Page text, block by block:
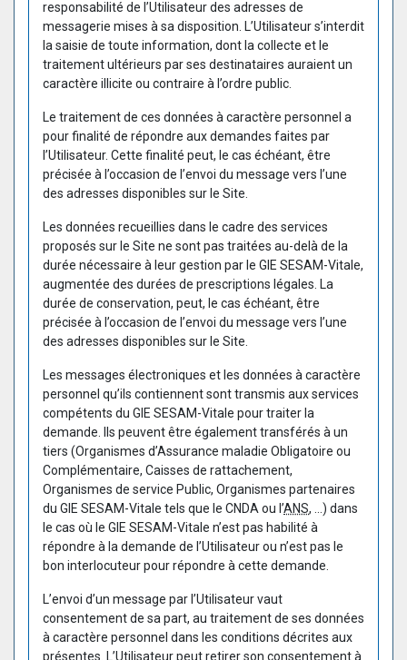
responsabilité de l’Utilisateur des adresses de
messagerie mises à sa disposition. L’Utilisateur s’interdit
la saisie de toute information, dont la collecte et le
traitement ultérieurs par ses destinataires auraient un
caractère illicite ou contraire à l’ordre public.
Le traitement de ces données à caractère personnel a
pour finalité de répondre aux demandes faites par
l’Utilisateur. Cette finalité peut, le cas échéant, être
précisée à l’occasion de l’envoi du message vers l’une
des adresses disponibles sur le Site.
Les données recueillies dans le cadre des services
proposés sur le Site ne sont pas traitées au-delà de la
durée nécessaire à leur gestion par le GIE SESAM-Vitale,
augmentée des durées de prescriptions légales. La
durée de conservation, peut, le cas échéant, être
précisée à l’occasion de l’envoi du message vers l’une
des adresses disponibles sur le Site.
Les messages électroniques et les données à caractère
personnel qu’ils contiennent sont transmis aux services
compétents du GIE SESAM-Vitale pour traiter la
demande. Ils peuvent être également transférés à un
tiers (Organismes d’Assurance maladie Obligatoire ou
Complémentaire, Caisses de rattachement,
Organismes de service Public, Organismes partenaires
du GIE SESAM-Vitale tels que le CNDA ou l’ANS, …) dans
le cas où le GIE SESAM-Vitale n’est pas habilité à
répondre à la demande de l’Utilisateur ou n’est pas le
bon interlocuteur pour répondre à cette demande.
L’envoi d’un message par l’Utilisateur vaut
consentement de sa part, au traitement de ses données
à caractère personnel dans les conditions décrites aux
présentes. L’Utilisateur peut retirer son consentement à